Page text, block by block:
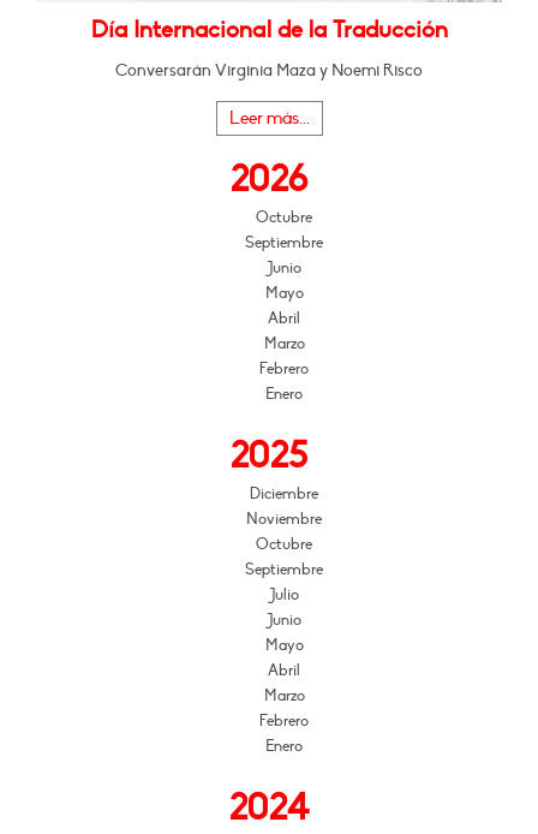
Día Internacional de la Traducción
Conversarán Virginia Maza y Noemi Risco
Leer más...
2026
Octubre
Septiembre
Junio
Mayo
Abril
Marzo
Febrero
Enero
2025
Diciembre
Noviembre
Octubre
Septiembre
Julio
Junio
Mayo
Abril
Marzo
Febrero
Enero
2024